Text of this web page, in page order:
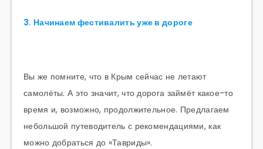
3. Начинаем фестивалить уже в дороге
Вы же помните, что в Крым сейчас не летают
самолёты. А это значит, что дорога займёт какое-то
время и, возможно, продолжительное. Предлагаем
небольшой путеводитель с рекомендациями, как
можно добраться до «Тавриды».